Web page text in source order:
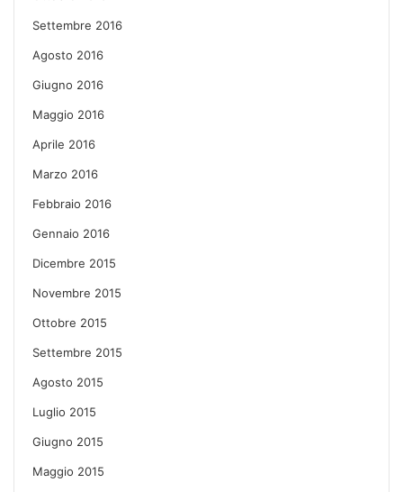
Settembre 2016
Agosto 2016
Giugno 2016
Maggio 2016
Aprile 2016
Marzo 2016
Febbraio 2016
Gennaio 2016
Dicembre 2015
Novembre 2015
Ottobre 2015
Settembre 2015
Agosto 2015
Luglio 2015
Giugno 2015
Maggio 2015